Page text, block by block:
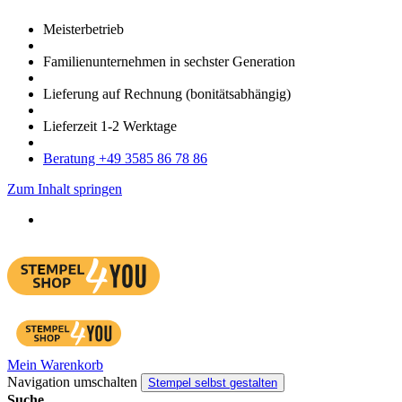
Meister­betrieb
Familien­unter­nehmen in sechster Gene­ration
Lieferung auf Rech­nung (bonitätsabhängig)
Liefer­zeit 1-2 Werk­tage
Bera­tung +49 3585 86 78 86
Zum Inhalt springen
Mein Warenkorb
Navigation umschalten
Stempel selbst gestalten